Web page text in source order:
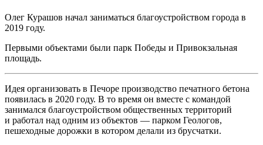
Олег Курашов начал заниматься благоустройством города в
2019 году.
Первыми объектами были парк Победы и Привокзальная
площадь.
Идея организовать в Печоре производство печатного бетона
появилась в 2020 году. В то время он вместе с командой
занимался благоустройством общественных территорий
и работал над одним из объектов — парком Геологов,
пешеходные дорожки в котором делали из брусчатки.